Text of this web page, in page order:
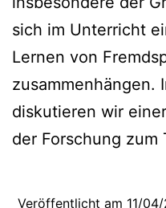
sich im Unterricht
Lernen von
zusammenhängen.
diskutieren wir
der Forschung zum
Veröffentlicht am 11/